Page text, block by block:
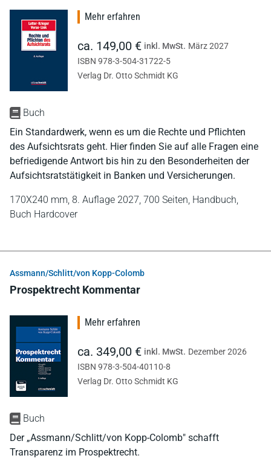
Buch
Ein Standardwerk, wenn es um die Rechte und Pflichten
des Aufsichtsrats geht. Hier finden Sie auf alle Fragen eine
befriedigende Antwort bis hin zu den Besonderheiten der
Aufsichtsratstätigkeit in Banken und Versicherungen.
170X240 mm, 8. Auflage 2027, 700 Seiten, Handbuch,
Buch Hardcover
Mehr erfahren
ca. 149,00 € inkl. MwSt. März 2027
ISBN 978-3-504-31722-5
Verlag Dr. Otto Schmidt KG
Assmann/Schlitt/von Kopp-Colomb
Prospektrecht Kommentar
Buch
Der „Assmann/Schlitt/von Kopp-Colomb" schafft
Transparenz im Prospektrecht.
Mehr erfahren
ca. 349,00 € inkl. MwSt. Dezember 2026
ISBN 978-3-504-40110-8
Verlag Dr. Otto Schmidt KG